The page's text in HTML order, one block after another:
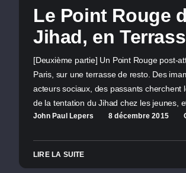
Le Point Rouge
Jihad, en
[Deuxième partie] Un Point Rouge post-
Paris, sur une terrasse de resto. Des
acteurs sociaux, des passants cherchent
de la tentation du Jihad chez les jeunes,
John Paul Lepers 8 décembre 2015
LIRE LA SUITE